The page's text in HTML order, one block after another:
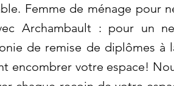
Femme de ménage pour
Archambault : pour un
de remise de diplômes à
encombrer votre espace!